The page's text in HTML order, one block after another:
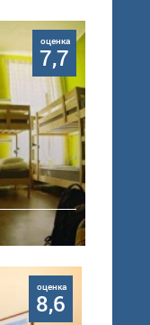
оценка
7,7
оценка
8,6